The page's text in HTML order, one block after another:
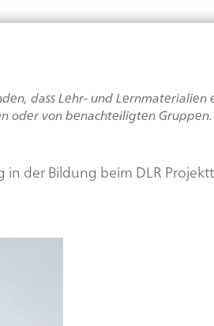
dass Lehr- und
oder von benachteiligten
der Bildung beim DLR